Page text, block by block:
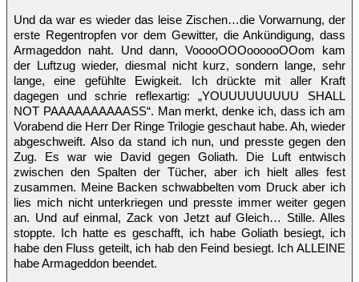
Und da war es wieder das leise Zischen…die Vorwarnung, der
erste Regentropfen vor dem Gewitter, die Ankündigung, dass
Armageddon naht. Und dann, VooooOOOoooooOOom kam
der Luftzug wieder, diesmal nicht kurz, sondern lange, sehr
lange, eine gefühlte Ewigkeit. Ich drückte mit aller Kraft
dagegen und schrie reflexartig: „YOUUUUUUUUU SHALL
NOT PAAAAAAAAAASS“. Man merkt, denke ich, dass ich am
Vorabend die Herr Der Ringe Trilogie geschaut habe. Ah, wieder
abgeschweift. Also da stand ich nun, und presste gegen den
Zug. Es war wie David gegen Goliath. Die Luft entwisch
zwischen den Spalten der Tücher, aber ich hielt alles fest
zusammen. Meine Backen schwabbelten vom Druck aber ich
lies mich nicht unterkriegen und presste immer weiter gegen
an. Und auf einmal, Zack von Jetzt auf Gleich… Stille. Alles
stoppte. Ich hatte es geschafft, ich habe Goliath besiegt, ich
habe den Fluss geteilt, ich hab den Feind besiegt. Ich ALLEINE
habe Armageddon beendet.